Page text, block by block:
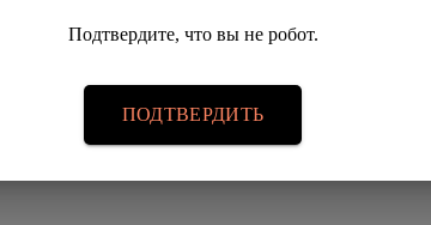
Подтвердите, что вы не робот.
ПОДТВЕРДИТЬ